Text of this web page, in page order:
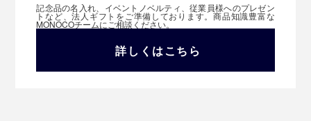
記念品の名入れ、イベントノベルティ、従業員様へのプレゼン
トなど、法人ギフトをご準備しております。商品知識豊富な
MONOCOチームにご相談ください。
詳しくはこちら